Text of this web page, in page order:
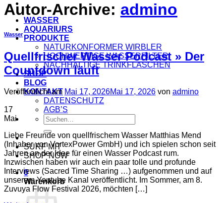
WASSER
AQUARIURS
PRODUKTE
NATURKONFORMER WIRBLER
HOCHWERTIGE WASSERFILTER
NACHHALTIGE TRINKFLASCHEN
SHOP
BLOG
KONTAKT
DATENSCHUTZ
AGB’S
Suche
nach:
SURF MIT
SHOP NOW
0
Warenkorb
Autor-Archive: admino
Wasser
Quellfrischer Wasser Podcast » Der
Countdown läuft
Veröffentlicht am Mai 17, 2026Mai 17, 2026 von admino
17
Mai
Liebe Freunde von quellfrischem Wasser Matthias Mend
(Inhaber von VortexPower GmbH) und ich spielen schon seit
Jahren an der Idee für einen Wasser Podcast rum.
Inzwischen haben wir auch ein paar tolle und profunde
Interviews (Sacred Time Sharing …) aufgenommen und auf
unserem Youtube Kanal veröffentlicht. Im Sommer, am 8.
Zuvuya Flow Festival 2026, möchten […]